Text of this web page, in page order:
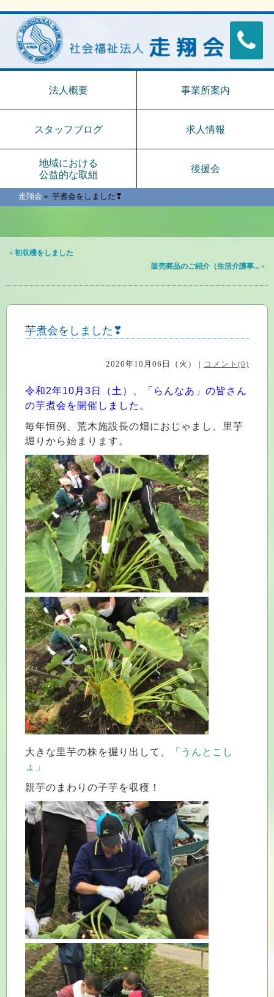
法人概要 事業所案内
スタッフブログ 求人情報
地域における
公益的な取組
後援会
走翔会 » 芋煮会をしました❣
« 初収穫をしました
販売商品のご紹介（生活介護事... »
芋煮会をしました❣
2020年10月06日（火） | コメント(0)
令和2年10月3日（土）、「らんなあ」の皆さん
の芋煮会を開催しました。
毎年恒例、荒木施設長の畑におじゃまし、里芋
堀りから始まります。
大きな里芋の株を掘り出して、
「うんとこし
ょ」
親芋のまわりの子芋を収穫！